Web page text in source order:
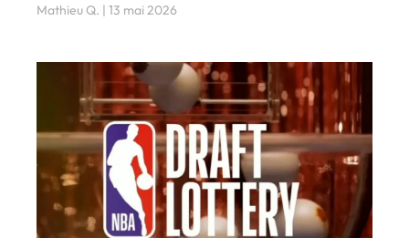
Mathieu Q. 13 mai 2026